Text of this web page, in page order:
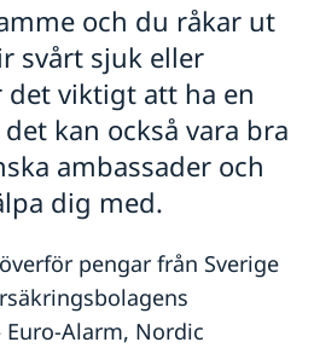
i Mexiko
av pass för barn under
Mexiko
i Mexiko
och du råkar ut
svårt sjuk eller
det viktigt att ha en
kan också vara bra
ambassader och
dig med.
pengar från Sverige
Alarm, Nordic